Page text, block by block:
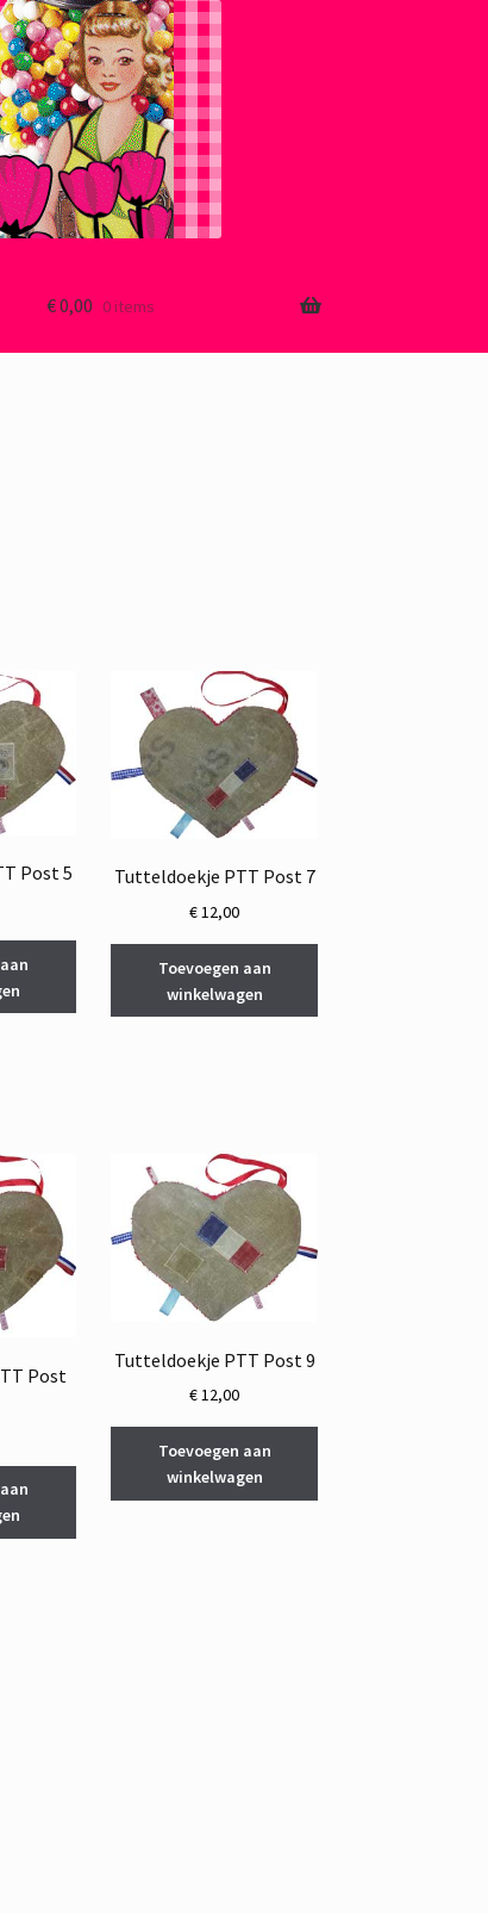
€0,00 0 items
Post 5 Tutteldoekje PTT Post 7
€12,00
Toevoegen aan
winkelwagen
Post
Tutteldoekje PTT Post 9
€12,00
Toevoegen aan
winkelwagen